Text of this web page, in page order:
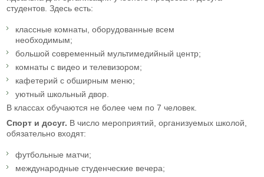
студентов. Здесь есть:
классные комнаты, оборудованные всем
необходимым;
большой современный мультимедийный центр;
комнаты с видео и телевизором;
кафетерий с обширным меню;
уютный школьный двор.
В классах обучаются не более чем по 7 человек.
Спорт и досуг. В число мероприятий, организуемых школой,
обязательно входят:
футбольные матчи;
международные студенческие вечера;